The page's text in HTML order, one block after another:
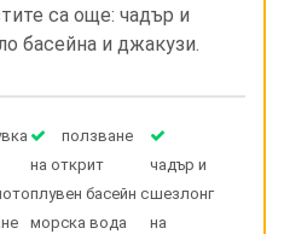
са още: чадър и
басейна и джакузи.
ползване
на открит
плувен басейн с
морска вода
чадър и
шезлонг
на